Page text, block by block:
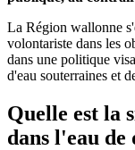
La Région wallonne
volontariste dans les
dans une politique
d'eau souterraines et
Quelle est la
dans l'eau